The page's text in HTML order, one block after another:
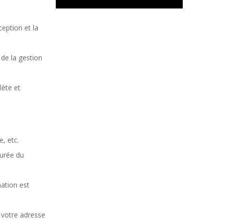
et la
la gestion
et
etc.
du
est
adresse